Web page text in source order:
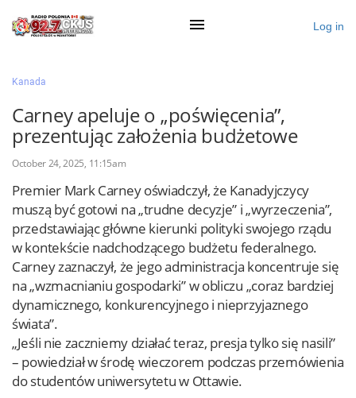
Ogłoś się
Działy
Zaloguj przez Clascal
×
Log in
Kanada
Carney apeluje o „poświęcenia”,
prezentując założenia budżetowe
October 24, 2025, 11:15am
Premier Mark Carney oświadczył, że Kanadyjczycy
muszą być gotowi na „trudne decyzje” i „wyrzeczenia”,
przedstawiając główne kierunki polityki swojego rządu
w kontekście nadchodzącego budżetu federalnego.
Carney zaznaczył, że jego administracja koncentruje się
na „wzmacnianiu gospodarki” w obliczu „coraz bardziej
dynamicznego, konkurencyjnego i nieprzyjaznego
świata”.
„Jeśli nie zaczniemy działać teraz, presja tylko się nasili”
– powiedział w środę wieczorem podczas przemówienia
do studentów uniwersytetu w Ottawie.